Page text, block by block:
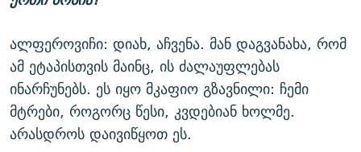
ალფეროვიჩი: დიახ, აჩვენა. მან დაგვანახა, რომ
ამ ეტაპისთვის მაინც, ის ძალაუფლებას
ინარჩუნებს. ეს იყო მკაფიო გზავნილი: ჩემი
მტრები, როგორც წესი, კვდებიან ხოლმე.
არასდროს დაივიწყოთ ეს.